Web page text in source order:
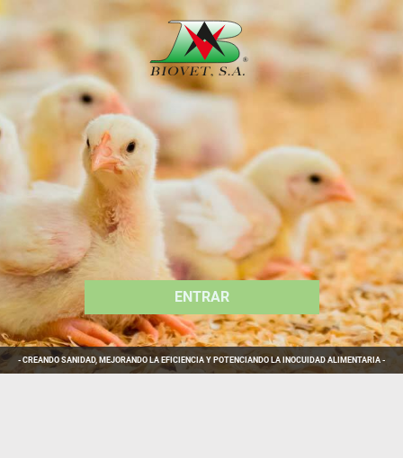
ENTRAR
ENTRAR
ENTRAR
ENTRAR
ENTRAR
ENTRAR
- CREANDO SANIDAD, MEJORANDO LA EFICIENCIA Y POTENCIANDO LA INOCUIDAD ALIMENTARIA -